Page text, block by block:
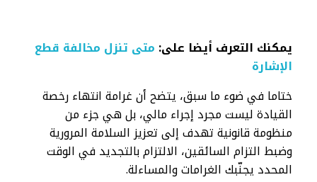
يمكنك التعرف أيضا على: متى تنزل مخالفة قطع
الإشارة​
ختاما في ضوء ما سبق، يتضح أن غرامة انتهاء رخصة
القيادة ليست مجرد إجراء مالي، بل هي جزء من
منظومة قانونية تهدف إلى تعزيز السلامة المرورية
وضبط التزام السائقين، الالتزام بالتجديد في الوقت
المحدد يجنّبك الغرامات والمساءلة.